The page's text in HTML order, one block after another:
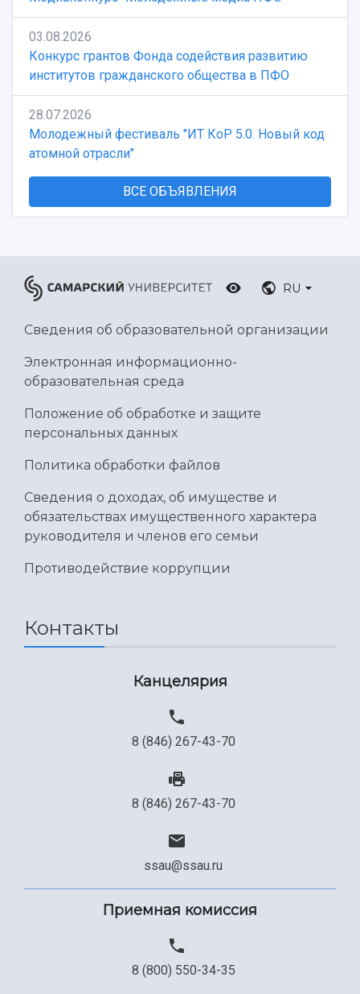
03.08.2026
Конкурс грантов Фонда содействия развитию
институтов гражданского общества в ПФО
28.07.2026
Молодежный фестиваль "ИТ КоР 5.0. Новый код
атомной отрасли"
ВСЕ ОБЪЯВЛЕНИЯ
RU
Сведения об образовательной организации
Электронная информационно-
образовательная среда
Положение об обработке и защите
персональных данных
Политика обработки файлов
Сведения о доходах, об имуществе и
обязательствах имущественного характера
руководителя и членов его семьи
Противодействие коррупции
Контакты
Канцелярия
8 (846) 267-43-70
8 (846) 267-43-70
ssau@ssau.ru
Приемная комиссия
8 (800) 550-34-35